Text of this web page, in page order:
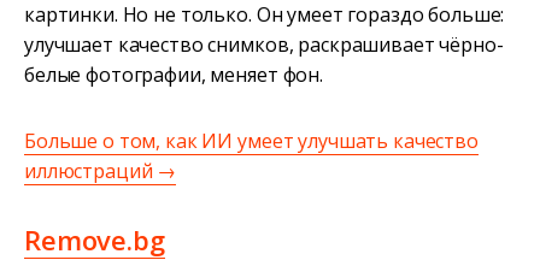
картинки. Но не только. Он умеет гораздо больше:
улучшает качество снимков, раскрашивает чёрно-
белые фотографии, меняет фон.
Больше о том, как ИИ умеет улучшать качество
иллюстраций →
Remove.bg